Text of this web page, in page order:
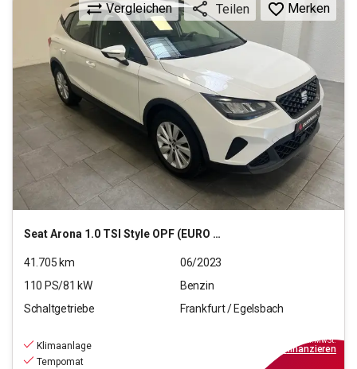
SeatArona 1.0 TSI Style OPF (EURO 6d)
Vergleichen Teilen Merken
41.705 km
06/2023
110 PS/81 kW
Benzin
Schaltgetriebe
Frankfurt / Egelsbach
Klimaanlage
Tempomat
inkl.MwSt.
finanzieren